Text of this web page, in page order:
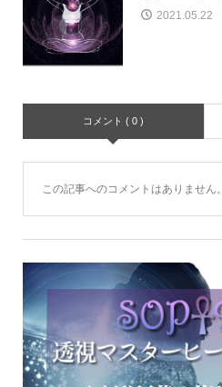
2021.05.22
コメント ( 0 )
この記事へのコメントはありません。